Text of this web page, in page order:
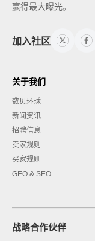
赢得最大曝光。
加入社区
关于我们
数贝环球
新闻资讯
招聘信息
卖家规则
买家规则
GEO & SEO
战略合作伙伴